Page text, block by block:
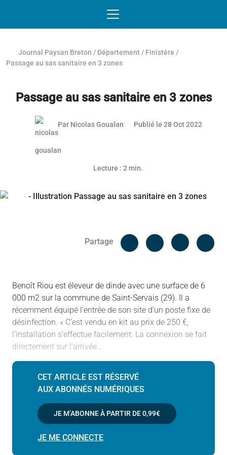
Journal Paysan Breton / Département / Finistère /
Passage au sas sanitaire en 3 zones
Passage au sas sanitaire en 3 zones
Article réservé aux abonnés
Par Nicolas Goualan Publié le 28 Oct 2022
Lecture : 2 min.
Partage
Facebook
Benoît Riou est éleveur de dinde avec une surface de 6
000 m2 sur la commune de Saint-Servais (29). Il a
récemment équipé l’entrée de son site d’un poste fixe de
désinfection. « C’est vendu en kit au prix de 250 €,
l’installation s’effectue facilement. La connexion se fait
directement sur l’arrivée…
CET ARTICLE EST RÉSERVÉ
AUX ABONNÉS NUMÉRIQUES
JE M’ABONNE À PARTIR DE0,99€
JE ME CONNECTE